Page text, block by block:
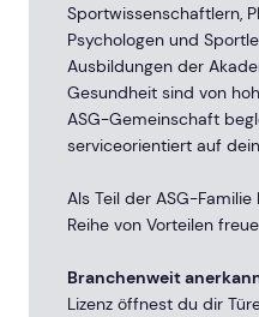
Würzburg
11Ausbildungen
Sportwissenschaftlern,
Psychologen und
Ausbildungen der
Gesundheit sind von
ASG-Gemeinschaft
serviceorientiert auf
Als Teil der ASG-
Reihe von Vorteilen
Branchenweit
Lizenz öffnest du dir